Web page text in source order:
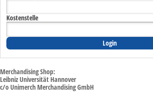
Kostenstelle
Merchandising Shop:
Leibniz Universität Hannover
c/o Unimerch Merchandising GmbH